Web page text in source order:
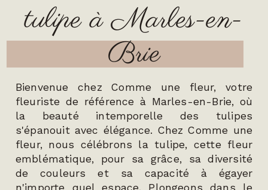
tulipe à Marles-en-
Brie
Bienvenue chez Comme une fleur, votre
fleuriste de référence à Marles-en-Brie, où
la beauté intemporelle des tulipes
s'épanouit avec élégance. Chez Comme une
fleur, nous célébrons la tulipe, cette fleur
emblématique, pour sa grâce, sa diversité
de couleurs et sa capacité à égayer